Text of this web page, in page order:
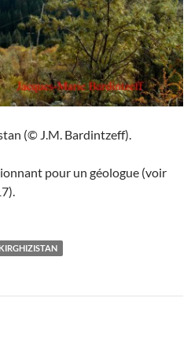
(© J.M. Bardintzeff).
pour un géologue (voir
KIRGHIZISTAN